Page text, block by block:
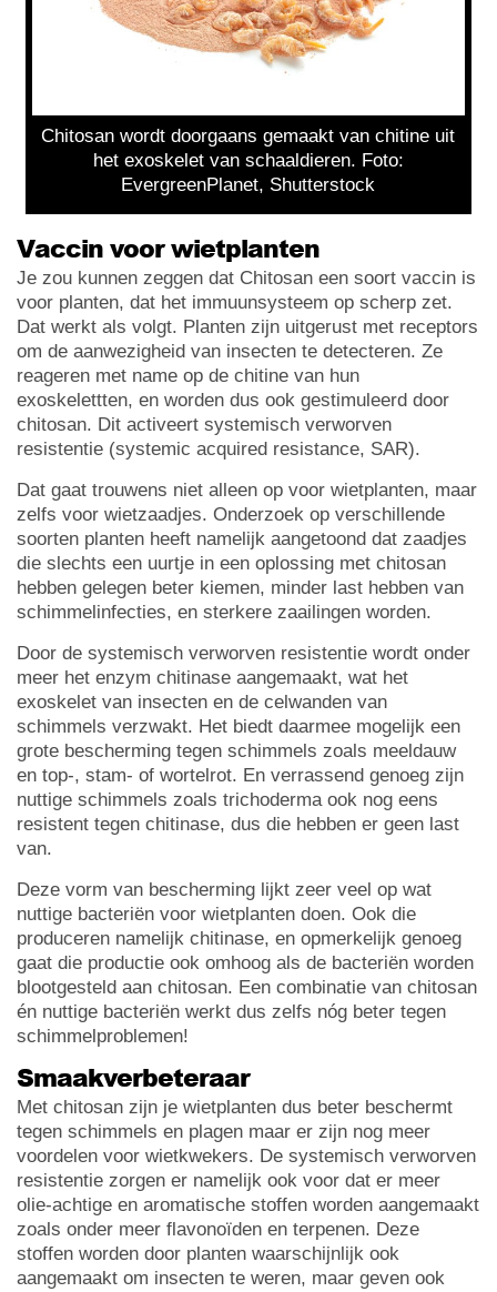
Chitosan wordt doorgaans gemaakt van chitine uit
het exoskelet van schaaldieren. Foto:
EvergreenPlanet, Shutterstock
Vaccin voor wietplanten
Je zou kunnen zeggen dat Chitosan een soort vaccin is
voor planten, dat het immuunsysteem op scherp zet.
Dat werkt als volgt. Planten zijn uitgerust met receptors
om de aanwezigheid van insecten te detecteren. Ze
reageren met name op de chitine van hun
exoskelettten, en worden dus ook gestimuleerd door
chitosan. Dit activeert systemisch verworven
resistentie (systemic acquired resistance, SAR).
Dat gaat trouwens niet alleen op voor wietplanten, maar
zelfs voor wietzaadjes. Onderzoek op verschillende
soorten planten heeft namelijk aangetoond dat zaadjes
die slechts een uurtje in een oplossing met chitosan
hebben gelegen beter kiemen, minder last hebben van
schimmelinfecties, en sterkere zaailingen worden.
Door de systemisch verworven resistentie wordt onder
meer het enzym chitinase aangemaakt, wat het
exoskelet van insecten en de celwanden van
schimmels verzwakt. Het biedt daarmee mogelijk een
grote bescherming tegen schimmels zoals meeldauw
en top-, stam- of wortelrot. En verrassend genoeg zijn
nuttige schimmels zoals trichoderma ook nog eens
resistent tegen chitinase, dus die hebben er geen last
van.
Deze vorm van bescherming lijkt zeer veel op wat
nuttige bacteriën voor wietplanten doen. Ook die
produceren namelijk chitinase, en opmerkelijk genoeg
gaat die productie ook omhoog als de bacteriën worden
blootgesteld aan chitosan. Een combinatie van chitosan
én nuttige bacteriën werkt dus zelfs nóg beter tegen
schimmelproblemen!
Smaakverbeteraar
Met chitosan zijn je wietplanten dus beter beschermt
tegen schimmels en plagen maar er zijn nog meer
voordelen voor wietkwekers. De systemisch verworven
resistentie zorgen er namelijk ook voor dat er meer
olie-achtige en aromatische stoffen worden aangemaakt
zoals onder meer flavonoïden en terpenen. Deze
stoffen worden door planten waarschijnlijk ook
aangemaakt om insecten te weren, maar geven ook